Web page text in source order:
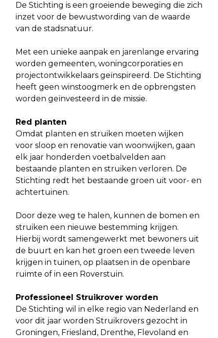
De Stichting is een groeiende beweging die zich
inzet voor de bewustwording van de waarde
van de stadsnatuur.
Met een unieke aanpak en jarenlange ervaring
worden gemeenten, woningcorporaties en
projectontwikkelaars geïnspireerd. De Stichting
heeft geen winstoogmerk en de opbrengsten
worden geïnvesteerd in de missie.
Red planten
Omdat planten en struiken moeten wijken
voor sloop en renovatie van woonwijken, gaan
elk jaar honderden voetbalvelden aan
bestaande planten en struiken verloren. De
Stichting redt het bestaande groen uit voor- en
achtertuinen.
Door deze weg te halen, kunnen de bomen en
struiken een nieuwe bestemming krijgen.
Hierbij wordt samengewerkt met bewoners uit
de buurt en kan het groen een tweede leven
krijgen in tuinen, op plaatsen in de openbare
ruimte of in een Roverstuin.
Professioneel Struikrover worden
De Stichting wil in elke regio van Nederland en
voor dit jaar worden Struikrovers gezocht in
Groningen, Friesland, Drenthe, Flevoland en